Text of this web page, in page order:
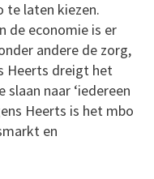
te laten kiezen.
de economie is er
andere de zorg,
Heerts dreigt het
naar ‘iedereen
Heerts is het mbo
en